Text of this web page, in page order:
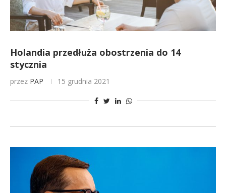
Holandia przedłuża obostrzenia do 14
stycznia
przez PAP 15 grudnia 2021